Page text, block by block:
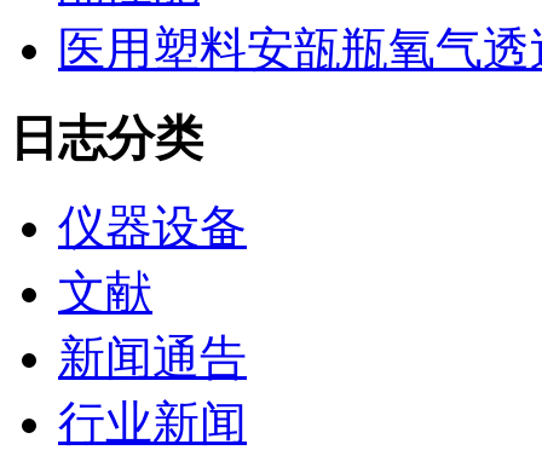
医用塑料安瓿瓶氧气
日志分类
仪器设备
文献
新闻通告
行业新闻